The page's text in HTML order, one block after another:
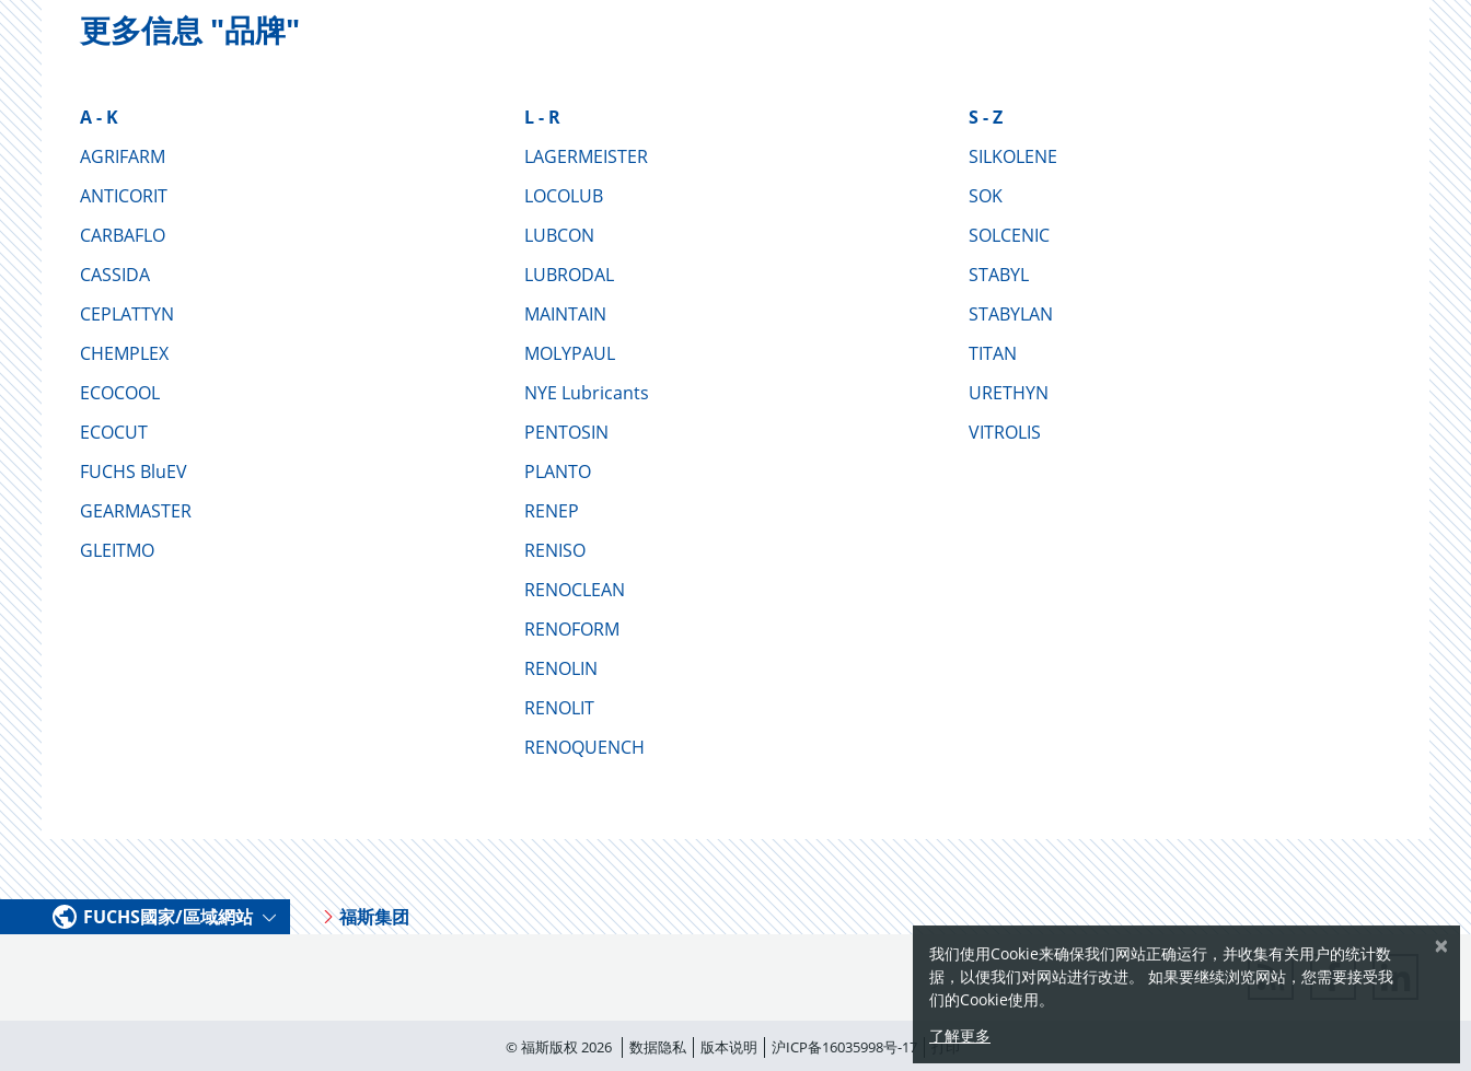
×
我们使用Cookie来确保我们网站正确运行，并收集有关用户的统计数
据，以便我们对网站进行改进。 如果要继续浏览网站，您需要接受我
们的Cookie使用。
了解更多
更多信息 "品牌"
A - K
AGRIFARM
ANTICORIT
CARBAFLO
CASSIDA
CEPLATTYN
CHEMPLEX
ECOCOOL
ECOCUT
FUCHS BluEV
GEARMASTER
GLEITMO
L - R
LAGERMEISTER
LOCOLUB
LUBCON
LUBRODAL
MAINTAIN
MOLYPAUL
NYE Lubricants
PENTOSIN
PLANTO
RENEP
RENISO
RENOCLEAN
RENOFORM
RENOLIN
RENOLIT
RENOQUENCH
S - Z
SILKOLENE
SOK
SOLCENIC
STABYL
STABYLAN
TITAN
URETHYN
VITROLIS
FUCHS國家/區域網站 福斯集团
© 福斯版权 2026 数据隐私 版本说明 沪ICP备16035998号-17 打印